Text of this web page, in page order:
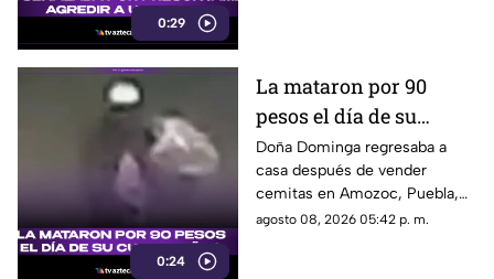
0:29
0:24
La mataron por 90
pesos el día de su
cumpleaños; Este es el
caso de Doña Dominga
Doña Dominga regresaba a
casa después de vender
cemitas en Amozoc, Puebla,
cuando presuntamente un
agosto 08, 2026 05:42 p. m.